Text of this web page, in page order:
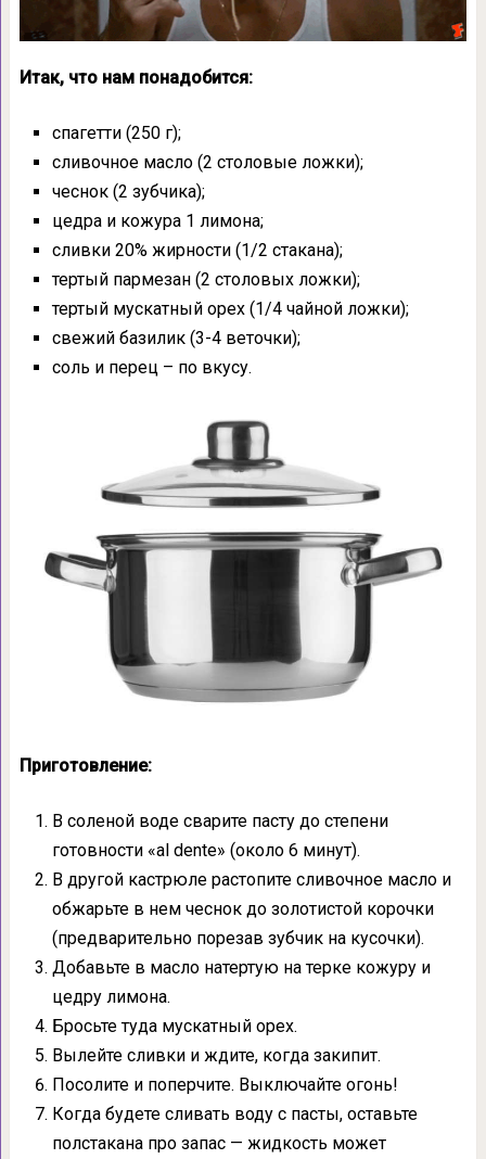
Итак, что нам понадобится:
спагетти (250 г);
сливочное масло (2 столовые ложки);
чеснок (2 зубчика);
цедра и кожура 1 лимона;
сливки 20% жирности (1/2 стакана);
тертый пармезан (2 столовых ложки);
тертый мускатный орех (1/4 чайной ложки);
свежий базилик (3-4 веточки);
соль и перец – по вкусу.
Приготовление:
В соленой воде сварите пасту до степени
готовности «al dente» (около 6 минут).
В другой кастрюле растопите сливочное масло и
обжарьте в нем чеснок до золотистой корочки
(предварительно порезав зубчик на кусочки).
Добавьте в масло натертую на терке кожуру и
цедру лимона.
Бросьте туда мускатный орех.
Вылейте сливки и ждите, когда закипит.
Посолите и поперчите. Выключайте огонь!
Когда будете сливать воду с пасты, оставьте
полстакана про запас — жидкость может